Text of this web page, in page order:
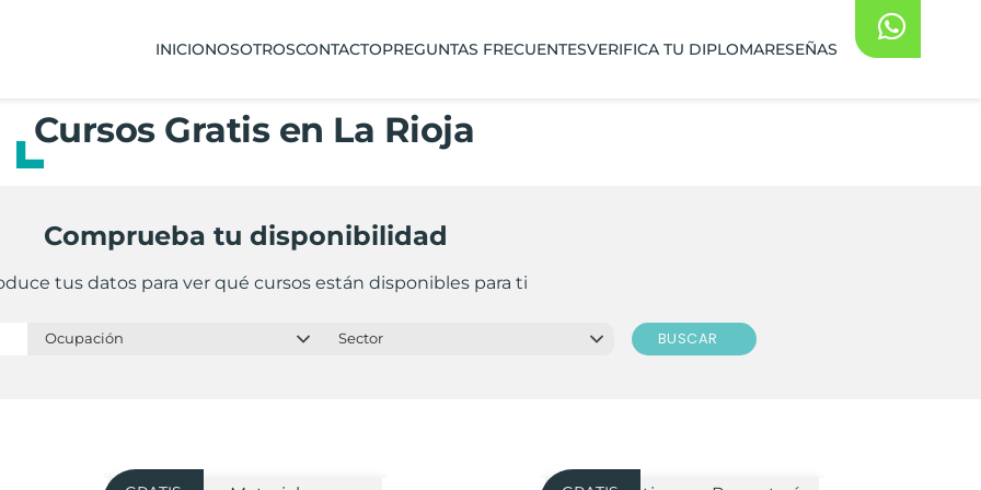
INICIONOSOTROSCONTACTOPREGUNTAS FRECUENTESVERIFICA TU DIPLOMARESEÑAS
Cursos Gratis en La Rioja
Comprueba tu disponibilidad
tus datos para ver qué cursos están disponibles para ti
BUSCAR